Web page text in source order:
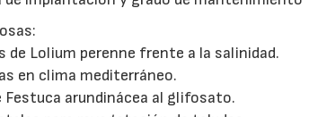
Lolium perenne frente a la salinidad.
en clima mediterráneo.
arundinácea al glifosato.